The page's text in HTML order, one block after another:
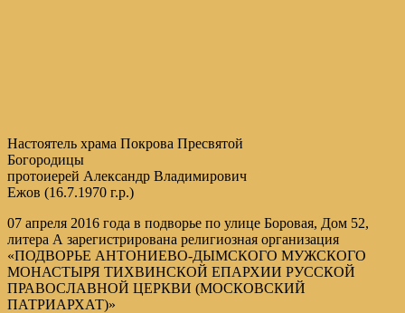
Настоятель храма Покрова Пресвятой
Богородицы
протоиерей Александр Владимирович
Ежов (16.7.1970 г.р.)
07 апреля 2016 года в подворье по улице Боровая, Дом 52,
литера А зарегистрирована религиозная организация
«ПОДВОРЬЕ АНТОНИЕВО-ДЫМСКОГО МУЖСКОГО
МОНАСТЫРЯ ТИХВИНСКОЙ ЕПАРХИИ РУССКОЙ
ПРАВОСЛАВНОЙ ЦЕРКВИ (МОСКОВСКИЙ
ПАТРИАРХАТ)»